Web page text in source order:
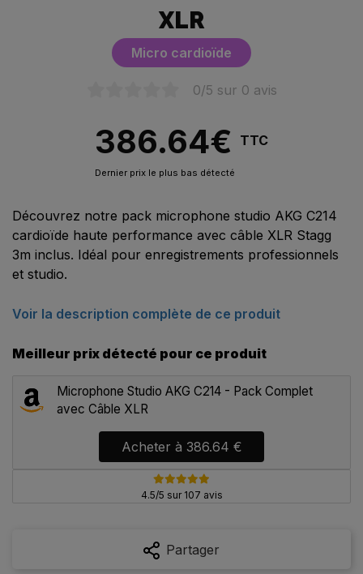
XLR
Micro cardioïde
0/5 sur 0 avis
386.64€ TTC
Dernier prix le plus bas détecté
Découvrez notre pack microphone studio AKG C214
cardioïde haute performance avec câble XLR Stagg
3m inclus. Idéal pour enregistrements professionnels
et studio.
Voir la description complète de ce produit
Meilleur prix détecté pour ce produit
Microphone Studio AKG C214 - Pack Complet
avec Câble XLR
Acheter à 386.64 €
4.5/5 sur 107 avis
Partager